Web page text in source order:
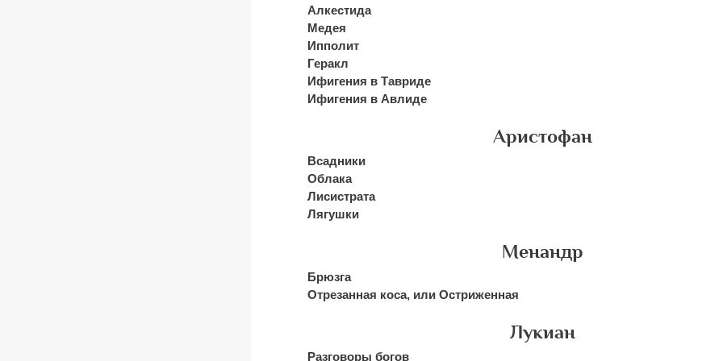
Алкестида
Медея
Ипполит
Геракл
Ифигения в Тавриде
Ифигения в Авлиде
Аристофан
Всадники
Облака
Лисистрата
Лягушки
Менандр
Брюзга
Отрезанная коса, или Остриженная
Лукиан
Разговоры богов